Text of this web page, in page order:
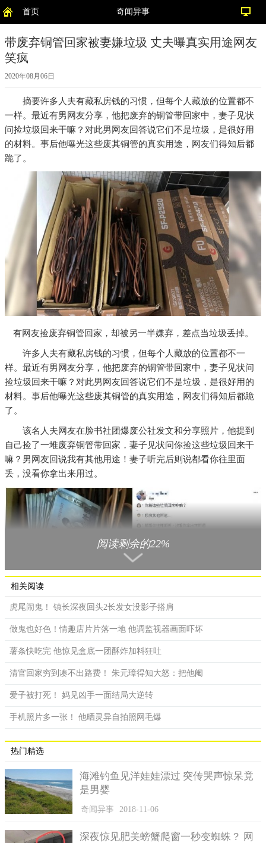
首页 奇闻异事
带废弃铜管回家被妻嫌垃圾 丈夫曝真实用途网友
笑疯
2020年08月06日
摘要许多人夫有藏私房钱的习惯，但每个人藏放的位置都不
一样。最近有男网友分享，他把废弃的铜管带回家中，妻子见状
问捡垃圾回来干嘛？对此男网友回答说它们不是垃圾，是很好用
的材料。事后他曝光这些废其铜管的真实用途，网友们得知后都
跪了。
有网友捡废弃铜管回家，却被另一半嫌弃，差点当垃圾丢掉。
许多人夫有藏私房钱的习惯，但每个人藏放的位置都不一
样。最近有男网友分享，他把废弃的铜管带回家中，妻子见状问
捡垃圾回来干嘛？对此男网友回答说它们不是垃圾，是很好用的
材料。事后他曝光这些废其铜管的真实用途，网友们得知后都跪
了。
该名人夫网友在脸书社团爆废公社发文和分享照片，他提到
自己捡了一堆废弃铜管带回家，妻子见状问你捡这些垃圾回来干
嘛？男网友回说我有其他用途！妻子听完后则说都看你往里面
丢，没看你拿出来用过。
原来这里面暗藏玄机，男网友把私房钱藏在箱子深处。
听完妻子的疑问，男网友则回这几箱里面的材料我秋天的时
材料。最后妻子则说好啦，自己放前阳台收好！
从分享的照片中看到，在这堆废弃的铜管中，有1叠蓝色小朋
最后发文笑称最像垃圾的地方，就是最安全的地方。
秋天时要干嘛、这些铜管回收后也是不少钱耶、你就不怕钱被拿
走，铜也拿去卖了，只有留纸箱给你；还有人直言如果真不小心
被当垃圾丢，就糟糕了、你小心！我老爸就是这样差点被我妈丢
阅读剩余的22%
相关阅读
虎尾闹鬼！ 镇长深夜回头2长发女没影子搭肩
做鬼也好色！情趣店片片落一地 他调监视器画面吓坏
薯条快吃完 他惊见盒底一团酥炸加料狂吐
清官回家穷到凑不出路费！ 朱元璋得知大怒：把他阉
爱子被打死！ 妈见凶手一面结局大逆转
手机照片多一张！ 他晒灵异自拍照网毛爆
热门精选
海滩钓鱼见洋娃娃漂过 突传哭声惊呆竟
是男婴
奇闻异事 2018-11-06
深夜惊见肥美螃蟹爬窗一秒变蜘蛛？ 网